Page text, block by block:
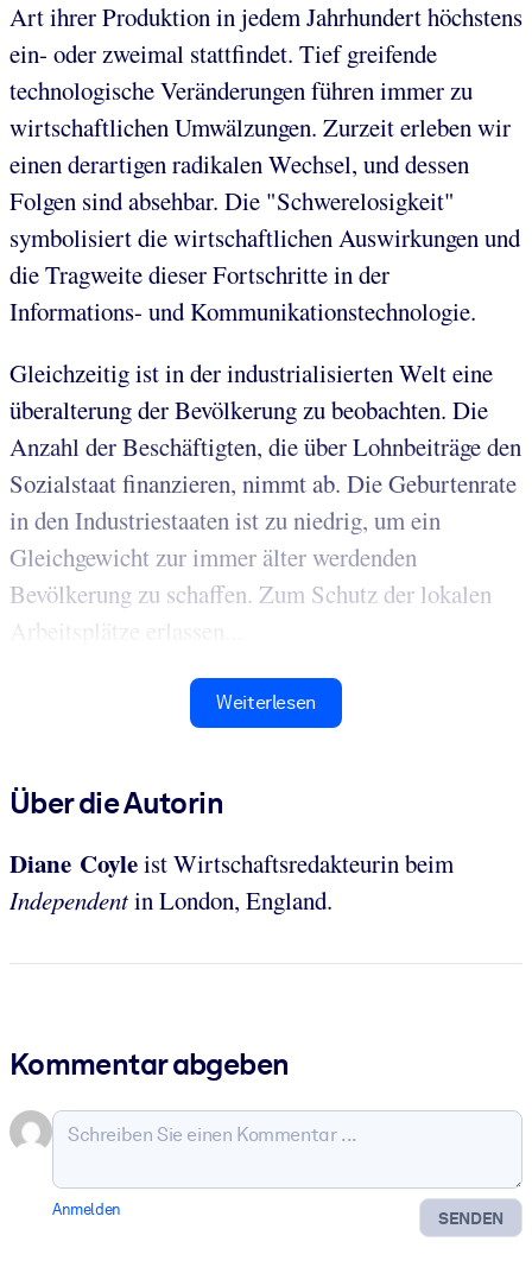
Art ihrer Produktion in jedem Jahrhundert höchstens
ein- oder zweimal stattfindet. Tief greifende
technologische Veränderungen führen immer zu
wirtschaftlichen Umwälzungen. Zurzeit erleben wir
einen derartigen radikalen Wechsel, und dessen
Folgen sind absehbar. Die "Schwerelosigkeit"
symbolisiert die wirtschaftlichen Auswirkungen und
die Tragweite dieser Fortschritte in der
Informations- und Kommunikationstechnologie.
Gleichzeitig ist in der industrialisierten Welt eine
überalterung der Bevölkerung zu beobachten. Die
Anzahl der Beschäftigten, die über Lohnbeiträge den
Sozialstaat finanzieren, nimmt ab. Die Geburtenrate
in den Industriestaaten ist zu niedrig, um ein
Gleichgewicht zur immer älter werdenden
Bevölkerung zu schaffen. Zum Schutz der lokalen
Arbeitsplätze erlassen...
Weiterlesen
Über die Autorin
Diane Coyleist Wirtschaftsredakteurin beim
Independentin London, England.
Kommentar abgeben
SENDEN
Anmelden